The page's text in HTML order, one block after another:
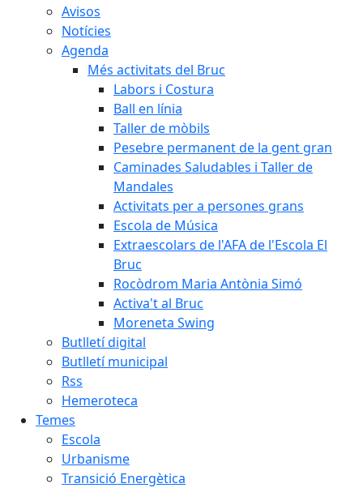
Avisos
Notícies
Agenda
Més activitats del Bruc
Labors i Costura
Ball en línia
Taller de mòbils
Pesebre permanent de la gent gran
Caminades Saludables i Taller de
Mandales
Activitats per a persones grans
Escola de Música
Extraescolars de l'AFA de l'Escola El
Bruc
Rocòdrom Maria Antònia Simó
Activa't al Bruc
Moreneta Swing
Butlletí digital
Butlletí municipal
Rss
Hemeroteca
Temes
Escola
Urbanisme
Transició Energètica